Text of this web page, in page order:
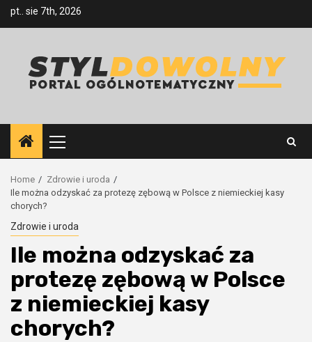
Skippt.. sie 7th, 2026
Menu
Home
Zdrowie i uroda
Ile można odzyskać za protezę zębową w Polsce z niemieckiej kasy
chorych?
Zdrowie i uroda
Ile można odzyskać za
protezę zębową w Polsce
z niemieckiej kasy
chorych?